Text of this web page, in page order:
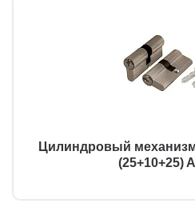
Цилиндровый
(25+10+25)